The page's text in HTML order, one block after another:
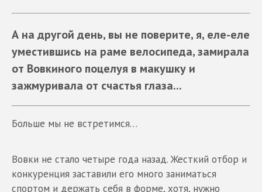
А на другой день, вы не поверите, я, еле-еле
уместившись на раме велосипеда, замирала
от Вовкиного поцелуя в макушку и
зажмуривала от счастья глаза...
Больше мы не встретимся…
Вовки не стало четыре года назад. Жесткий отбор и
конкуренция заставили его много заниматься
спортом и держать себя в форме, хотя, нужно